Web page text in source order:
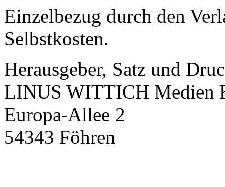
Einzelbezug durch den
Selbstkosten.
Herausgeber, Satz und
LINUS WITTICH Medien
Europa-Allee 2
54343 Föhren